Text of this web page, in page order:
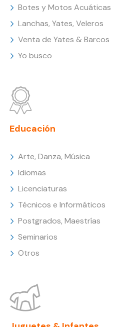
Botes y Motos Acuáticas
Lanchas, Yates, Veleros
Venta de Yates & Barcos
Yo busco
Educación
Arte, Danza, Música
Idiomas
Licenciaturas
Técnicos e Informáticos
Postgrados, Maestrías
Seminarios
Otros